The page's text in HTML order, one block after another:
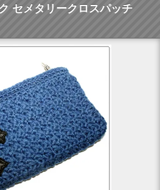
セメタリークロスパッチ